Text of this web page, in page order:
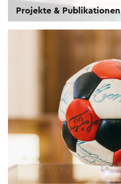
Projekte & Publikationen